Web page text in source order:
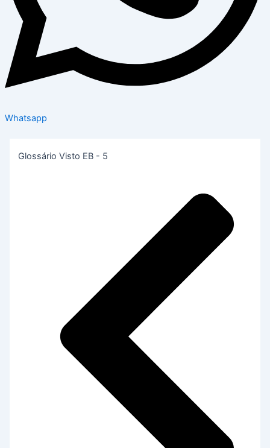
Whatsapp
Glossário Visto EB - 5